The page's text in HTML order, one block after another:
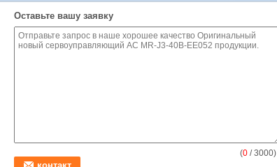
Оставьте вашу заявку
(0 / 3000)